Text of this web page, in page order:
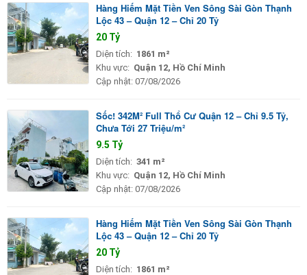
Hàng Hiếm Mặt Tiền Ven Sông Sài Gòn Thạnh
Lộc 43 – Quận 12 – Chỉ 20 Tỷ
20 Tỷ
Diện tích: 1861 m²
Khu vực: Quận 12, Hồ Chí Minh
Cập nhật: 07/08/2026
Sốc! 342M² Full Thổ Cư Quận 12 – Chỉ 9.5 Tỷ,
Chưa Tới 27 Triệu/m²
9.5 Tỷ
Diện tích: 341 m²
Khu vực: Quận 12, Hồ Chí Minh
Cập nhật: 07/08/2026
Hàng Hiếm Mặt Tiền Ven Sông Sài Gòn Thạnh
Lộc 43 – Quận 12 – Chỉ 20 Tỷ
20 Tỷ
Diện tích: 1861 m²